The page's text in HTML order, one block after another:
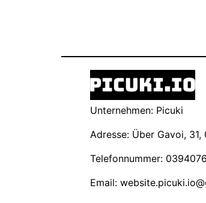
Unternehmen: Picuki
Adresse: Über Gavoi,
Telefonnummer:
Email: